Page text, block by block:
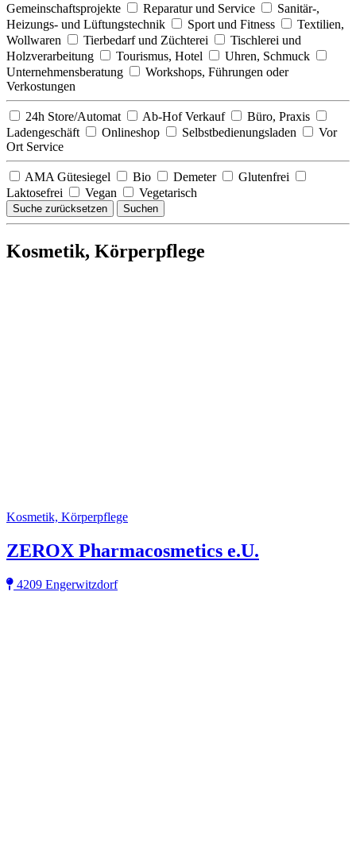
Gemeinschaftsprojekte
Reparatur und Service
Sanitär-,
Heizungs- und Lüftungstechnik
Sport und Fitness
Textilien,
Wollwaren
Tierbedarf und Züchterei
Tischlerei und
Holzverarbeitung
Tourismus, Hotel
Uhren, Schmuck
Unternehmensberatung
Workshops, Führungen oder
Verkostungen
24h Store/Automat Ab-Hof Verkauf
Büro, Praxis
Ladengeschäft
Onlineshop Selbstbedienungsladen
Vor
Ort Service
AMA Gütesiegel Bio Demeter
Glutenfrei
Laktosefrei
Vegan Vegetarisch
Suche zurücksetzen Suchen
Kosmetik, Körperpflege
Kosmetik, Körperpflege
ZEROX Pharmacosmetics e.U.
4209 Engerwitzdorf